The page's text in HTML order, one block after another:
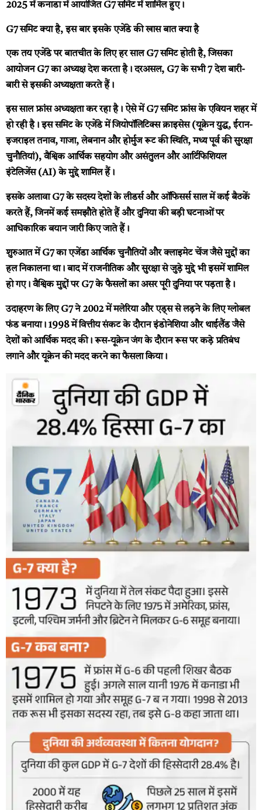
2025 में कनाडा में आयोजित G7 समिट में शामिल हुए।
G7 समिट क्या है, इस बार इसके एजेंडे की खास बात क्या है
एक तय एजेंडे पर बातचीत के लिए हर साल G7 समिट होती है, जिसका
आयोजन G7 का अध्यक्ष देश करता है। दरअसल, G7 के सभी 7 देश बारी-
बारी से इसकी अध्यक्षता करते हैं।
इस साल फ्रांस अध्यक्षता कर रहा है। ऐसे में G7 समिट फ्रांस के एवियन शहर में
हो रही है। इस समिट के एजेंडे में जियोपॉलिटिक्स क्राइसेस (यूक्रेन युद्ध, ईरान-
इजराइल तनाव, गाजा, लेबनान और होर्मुज रूट की स्थिति, मध्य पूर्व की सुरक्षा
चुनौतियां), वैश्विक आर्थिक सहयोग और असंतुलन और आर्टिफिशियल
इंटेलिजेंस (AI) के मुद्दे शामिल हैं।
इसके अलावा G7 के सदस्य देशों के लीडर्स और ऑफिसर्स साल में कई बैठकें
करते हैं, जिनमें कई समझौते होते हैं और दुनिया की बड़ी घटनाओं पर
आधिकारिक बयान जारी किए जाते हैं।
शुरुआत में G7 का एजेंडा आर्थिक चुनौतियों और क्लाइमेट चेंज जैसे मुद्दों का
हल निकालना था। बाद में राजनीतिक और सुरक्षा से जुड़े मुद्दे भी इसमें शामिल
हो गए। वैश्विक मुद्दों पर G7 के फैसलों का असर पूरी दुनिया पर पड़ता है।
उदाहरण के लिए G7 ने 2002 में मलेरिया और एड्स से लड़ने के लिए ग्लोबल
फंड बनाया। 1998 में वित्तीय संकट के दौरान इंडोनेशिया और थाईलैंड जैसे
देशों को आर्थिक मदद की। रूस-यूक्रेन जंग के दौरान रूस पर कड़े प्रतिबंध
लगाने और यूक्रेन की मदद करने का फैसला किया।